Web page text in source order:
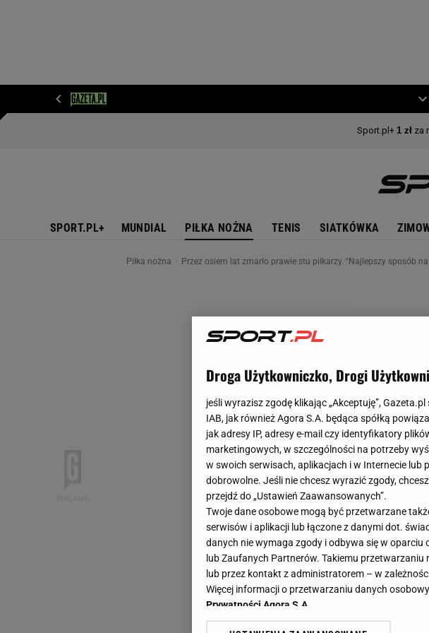
SPORT.PL+ MUNDIAL PIŁKA NOŻNA TENIS SIATKÓWKA
Piłka nożna Przez osiem lat zmarło prawie stu piłkarzy. "Najlepszy sposób
Droga Użytkowniczko, Drogi
jeśli wyrazisz zgodę klikając „Akceptuję”,
IAB, jak również Agora S.A. będąca spółką
jak adresy IP, adresy e-mail czy identyfikatory
marketingowych, w szczególności na potrzeby
w swoich serwisach, aplikacjach i w Internecie lub
dobrowolne. Jeśli nie chcesz wyrazić zgody,
przejdź do „Ustawień Zaawansowanych”.
Twoje dane osobowe mogą być przetwarzane
serwisów i aplikacji lub łączone z danymi dot.
danych nie wymaga zgody i odbywa się w oparciu
lub Zaufanych Partnerów. Takiemu
lub przez kontakt z administratorem – w
Więcej informacji o przetwarzaniu danych
Prywatności Agora S.A.